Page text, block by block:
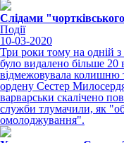
Слідами
Події
10-03-2020
Три роки тому на одній з
було видалено більше 20
відмежовувала колишню
ордену Сестер
варварськи скалічено
служби тлумачили, як
омолоджування".